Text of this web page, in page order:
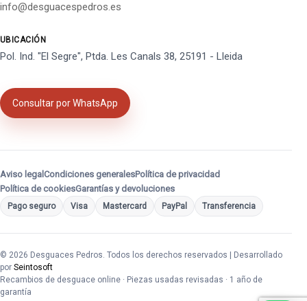
info@desguacespedros.es
UBICACIÓN
Pol. Ind. "El Segre", Ptda. Les Canals 38, 25191 - Lleida
Consultar por WhatsApp
Aviso legal Condiciones generalesPolítica de privacidad
Política de cookiesGarantías y devoluciones
Pago seguro Visa Mastercard PayPal Transferencia
© 2026 Desguaces Pedros. Todos los derechos reservados | Desarrollado
por Seintosoft
Recambios de desguace online · Piezas usadas revisadas · 1 año de
garantía